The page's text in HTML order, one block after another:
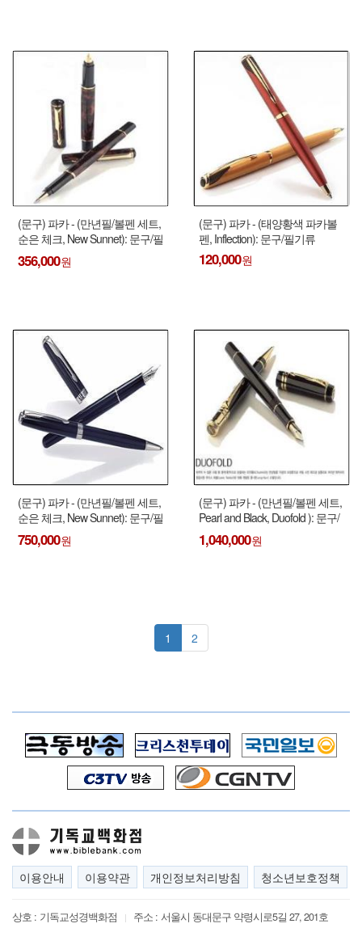
(문구) 파카 - (만년필/볼펜 세트,
순은 체크, New Sunnet): 문구/필
기류
356,000
(문구) 파카 - (태양황색 파카볼
펜, Inflection): 문구/필기류
120,000
(문구) 파카 - (만년필/볼펜 세트,
순은 체크, New Sunnet): 문구/필
기류
750,000
(문구) 파카 - (만년필/볼펜 세트,
Pearl and Black, Duofold ): 문구/
필기류
1,040,000
1 2
이용안내 이용약관 개인정보처리방침 청소년보호정책
상호 : 기독교성경백화점 | 주소 : 서울시 동대문구 약령시로5길 27, 201호